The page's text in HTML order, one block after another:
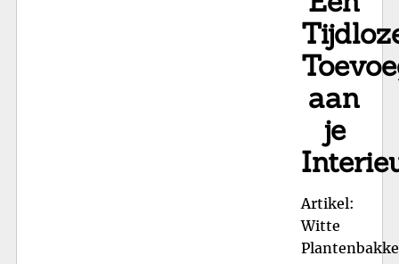
aan
je
Artikel:
Witte